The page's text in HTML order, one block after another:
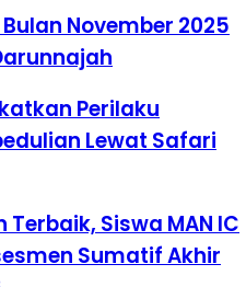
November 2025
Perilaku
Lewat Safari
Siswa MAN IC
Sumatif Akhir